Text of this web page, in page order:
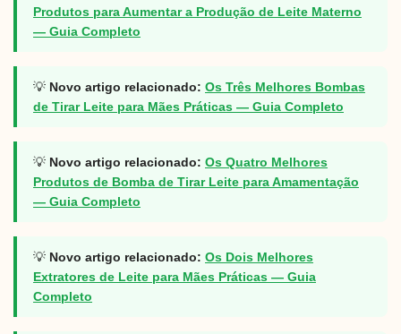
Produtos para Aumentar a Produção de Leite Materno
— Guia Completo
💡 Novo artigo relacionado: Os Três Melhores Bombas
de Tirar Leite para Mães Práticas — Guia Completo
💡 Novo artigo relacionado: Os Quatro Melhores
Produtos de Bomba de Tirar Leite para Amamentação
— Guia Completo
💡 Novo artigo relacionado: Os Dois Melhores
Extratores de Leite para Mães Práticas — Guia
Completo